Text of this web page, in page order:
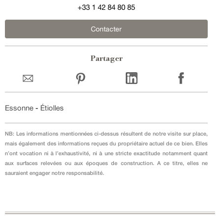
+33 1 42 84 80 85
Contacter
Partager
Essonne - Étiolles
NB: Les informations mentionnées ci-dessus résultent de notre visite sur place,
mais également des informations reçues du propriétaire actuel de ce bien. Elles
n’ont vocation ni à l’exhaustivité, ni à une stricte exactitude notamment quant
aux surfaces relevées ou aux époques de construction. A ce titre, elles ne
sauraient engager notre responsabilité.